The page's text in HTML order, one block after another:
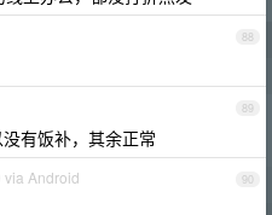
88
89
有饭补，其余正常
90
via Android